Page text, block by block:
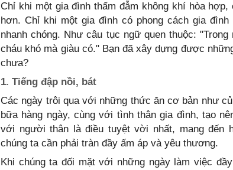
Chỉ khi một gia đình thấm đẫm không khí hòa
hơn. Chỉ khi một gia đình có phong cách gia
nhanh chóng. Như câu tục ngữ quen thuộc:
cháu khó mà giàu có." Bạn đã xây dựng được
chưa?
1. Tiếng đập nồi, bát
Các ngày trôi qua với những thức ăn cơ bản như
bữa hàng ngày, cùng với tình thân gia đình, tạo
với người thân là điều tuyệt vời nhất, mang đến
chúng ta cần phải tràn đầy ấm áp và yêu thương.
Khi chúng ta đối mặt với những ngày làm việc